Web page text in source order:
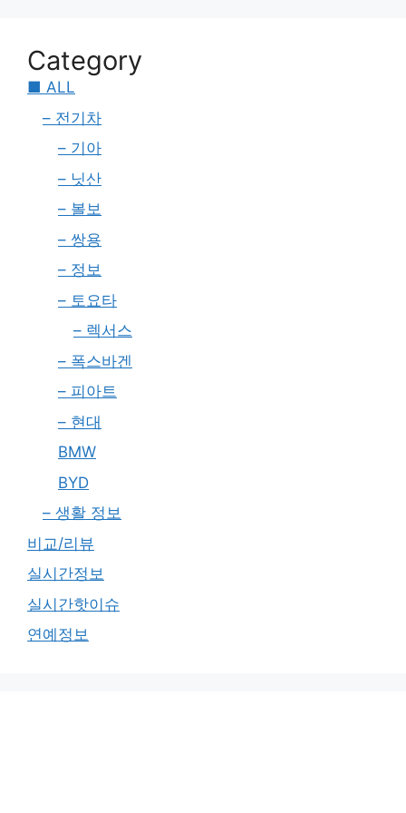
Category
■ ALL
– 전기차
– 기아
– 닛산
– 볼보
– 쌍용
– 정보
– 토요타
– 렉서스
– 폭스바겐
– 피아트
– 현대
BMW
BYD
– 생활 정보
비교/리뷰
실시간정보
실시간핫이슈
연예정보